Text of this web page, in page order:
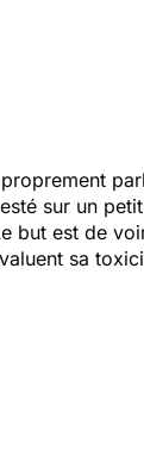
sur un
but est de
sa